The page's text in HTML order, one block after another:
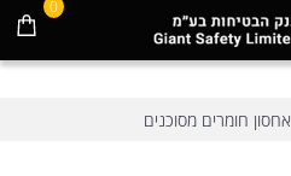
0
אחסון חומרים מסוכנים